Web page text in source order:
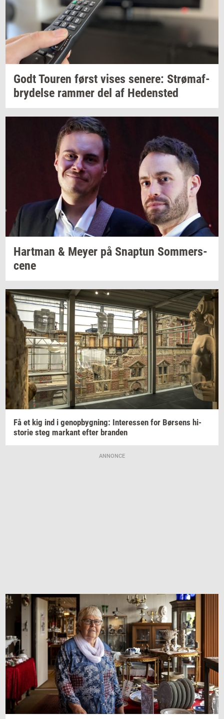
GodtTou­ren først vises se­ne­re: Strø­maf­
bry­del­se ram­mer del af He­den­sted
Hart­man & Meyer på Snap­tun Som­mer­s­
ce­ne
Få et kig ind i genop­byg­ning: In­ter­es­sen for Bør­sens hi­
sto­rie steg mar­kant efter bran­den
ANNONCE